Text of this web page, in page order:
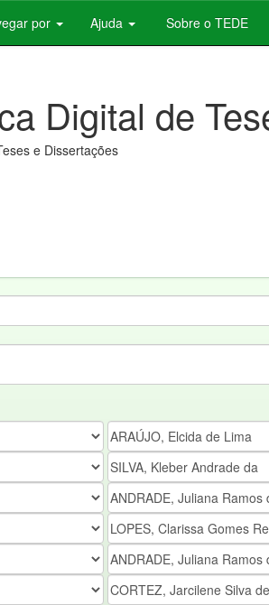
por Ajuda Sobre o TEDE
Digital de
e Dissertações